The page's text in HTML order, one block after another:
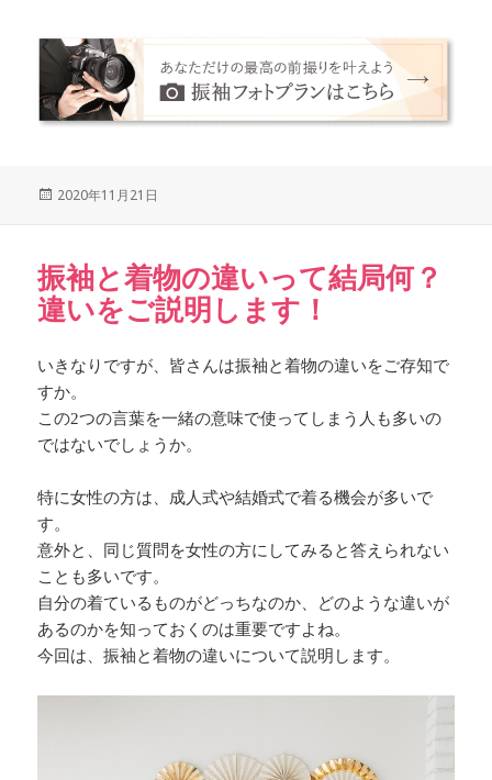
Posted
2020年11月21日
振袖と着物の違いって結局何？
違いをご説明します！
いきなりですが、皆さんは振袖と着物の違いをご存知で
すか。
この2つの言葉を一緒の意味で使ってしまう人も多いの
ではないでしょうか。
特に女性の方は、成人式や結婚式で着る機会が多いで
す。
意外と、同じ質問を女性の方にしてみると答えられない
ことも多いです。
自分の着ているものがどっちなのか、どのような違いが
あるのかを知っておくのは重要ですよね。
今回は、振袖と着物の違いについて説明します。